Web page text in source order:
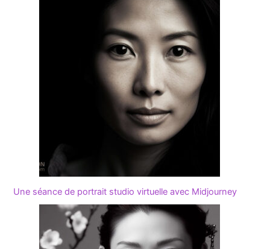
Une séance de portrait studio virtuelle avec Midjourney